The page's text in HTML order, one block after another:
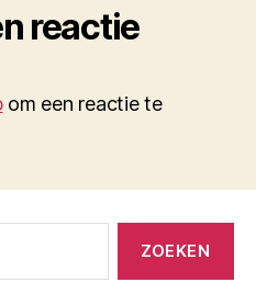
reactie
om een reactie te